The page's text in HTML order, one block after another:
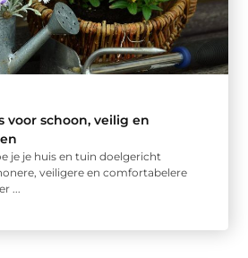
voor schoon, veilig en
je je huis en tuin doelgericht
veiligere en comfortabelere
...